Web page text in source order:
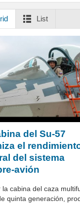
List
del Su-57
el
del sistema
avión
la cabina del caza
quinta generación,